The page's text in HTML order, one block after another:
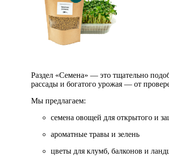
Раздел «Семена» — это тщательно
рассады и богатого урожая — от
Мы предлагаем:
семена овощей для открытого и
ароматные травы и зелень
цветы для клумб, балконов и